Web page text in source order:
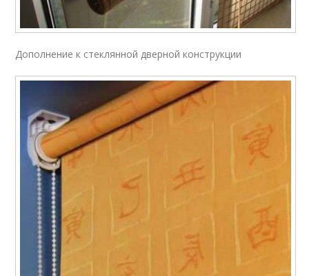
Дополнение к стеклянной дверной конструкции